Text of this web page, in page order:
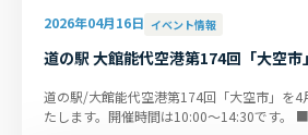
2026年04月16日 イベント情報
道の駅 大館能代空港第174回「大空
道の駅/大館能代空港第174回「大空市」を4
たします。開催時間は10:00～14:30です。